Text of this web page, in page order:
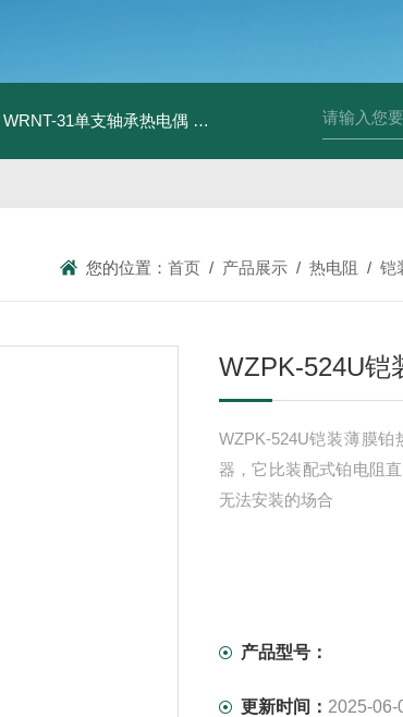
WRNT-31单支轴承热电偶 WZP-731套管式热电阻
您的位置：首页 / 产品展示 /热电阻 /铠
WZPK-524U铠
WZPK-524U铠装薄膜
器，它比装配式铂电阻
无法安装的场合
产品型号：
更新时间： 2025-06-